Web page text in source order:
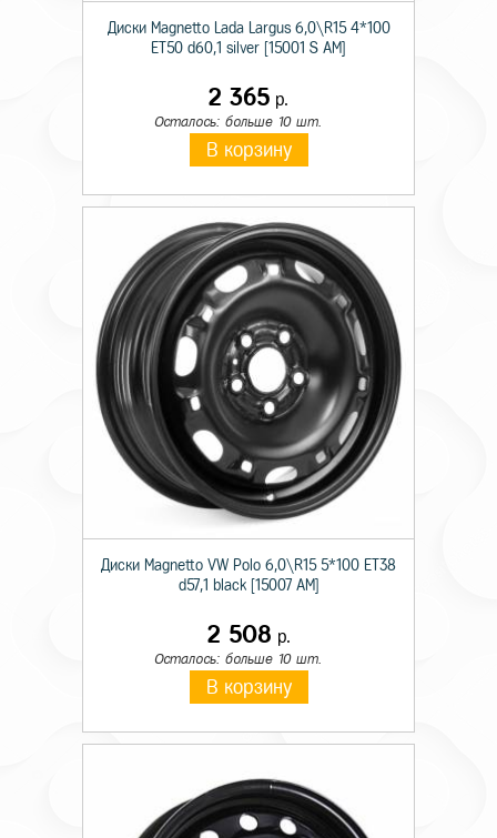
Диски Magnetto Lada Largus 6,0\R15 4*100
ET50 d60,1 silver [15001 S AM]
2 365 р.
Осталось: больше 10 шт.
В корзину
Диски Magnetto VW Polo 6,0\R15 5*100 ET38
d57,1 black [15007 AM]
2 508 р.
Осталось: больше 10 шт.
В корзину